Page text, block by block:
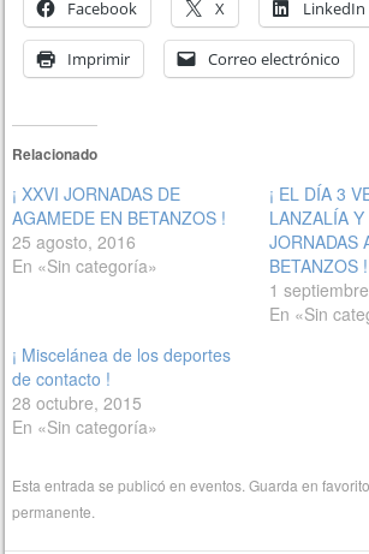
Facebook X LinkedIn
Imprimir Correo electrónico
Relacionado
¡ XXVI JORNADAS DE
AGAMEDE EN BETANZOS !
25 agosto, 2016
En «Sin categoría»
¡ EL DÍA 3
LANZALÍA
JORNADAS
BETANZOS !
1
En «Sin
¡ Miscelánea de los deportes
de contacto !
28 octubre, 2015
En «Sin categoría»
Esta entrada se publicó eneventos . Guarda en
permanente